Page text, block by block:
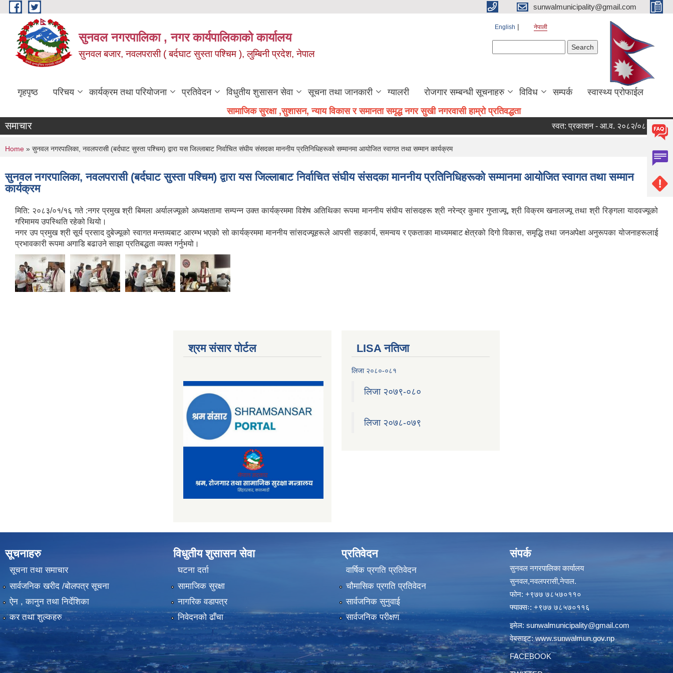
Skip to main content sunwalmunicipality@gmail.com
सुनवल नगरपालिका , नगर कार्यपालिकाको कार्यालय
सुनवल बजार, नवलपरासी ( बर्दघाट सुस्ता पश्चिम ), लुम्बिनी प्रदेश, नेपाल
English नेपाली
गृहपृष्ठ परिचय कार्यक्रम तथा परियोजना प्रतिवेदन विधुतीय शुसासन सेवा सूचना तथा जानकारी ग्यालरी रोजगार सम्बन्धी सूचनाहरु विविध सम्पर्क
स्वास्थ्य प्रोफाईल
सामाजिक सुरक्षा ,सुशासन, न्याय विकास र समानता समृद्ध नगर सुखी नगरवासी हाम्रो प्रतिवद्धता
समाचार स्वत: प्रकाशन - आ.व. २०८२/०८३ को चौथो
You are here
Home » सुनवल नगरपालिका, नवलपरासी (बर्दघाट सुस्ता पश्चिम) द्वारा यस जिल्लाबाट निर्वाचित संघीय संसदका माननीय प्रतिनिधिहरूको सम्मानमा आयोजित स्वागत तथा सम्मान कार्यक्रम
सुनवल नगरपालिका, नवलपरासी (बर्दघाट सुस्ता पश्चिम) द्वारा यस जिल्लाबाट निर्वाचित संघीय संसदका माननीय प्रतिनिधिहरूको सम्मानमा आयोजित स्वागत तथा सम्मान
कार्यक्रम
मिति: २०८३/०१/१६ गते :नगर प्रमुख श्री बिमला अर्यालज्यूको अध्यक्षतामा सम्पन्न उक्त कार्यक्रममा विशेष अतिथिका रूपमा माननीय संघीय सांसदहरू श्री नरेन्द्र कुमार गुप्ताज्यू, श्री विक्रम खनालज्यू तथा श्री रिङ्गला यादवज्यूको
गरिमामय उपस्थिति रहेको थियो।
नगर उप प्रमुख श्री सूर्य प्रसाद दुबेज्यूको स्वागत मन्तव्यबाट आरम्भ भएको सो कार्यक्रममा माननीय सांसदज्यूहरूले आपसी सहकार्य, समन्वय र एकताका माध्यमबाट क्षेत्रको दिगो विकास, समृद्धि तथा जनअपेक्षा अनुरूपका योजनाहरूलाई
प्रभावकारी रूपमा अगाडि बढाउने साझा प्रतिबद्धता व्यक्त गर्नुभयो।
श्रम संसार पोर्टल LISA नतिजा
लिजा २०८०-०८१
लिजा २०७९-०८०
लिजा २०७८-०७९
सूचनाहरु
सूचना तथा समाचार
सार्वजनिक खरीद /बोलपत्र सूचना
ऐन , कानुन तथा निर्देशिका
कर तथा शुल्कहरु
विधुतीय शुसासन सेवा
घटना दर्ता
सामाजिक सुरक्षा
नागरिक वडापत्र
निवेदनको ढाँचा
प्रतिवेदन
वार्षिक प्रगति प्रतिवेदन
चौमासिक प्रगति प्रतिवेदन
सार्वजनिक सुनुवाई
सार्वजनिक परीक्षण
संपर्क
सुनवल नगरपालिका कार्यालय
सुनवल,नवलपरासी,नेपाल.
फोन: +९७७ ७८५७०११०
फ्याक्सः: +९७७ ७८५७०११६
इमेल: sunwalmunicipality@gmail.com
वेबसाइट:www.sunwalmun.gov.np
FACEBOOK